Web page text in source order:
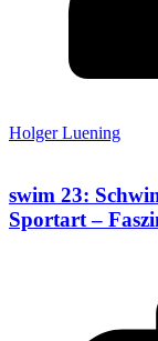
Holger Luening
swim 23:
Sportart –